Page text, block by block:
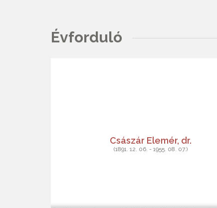
Évforduló
Császár Elemér, dr.
(1891. 12. 06. - 1955. 08. 07.)